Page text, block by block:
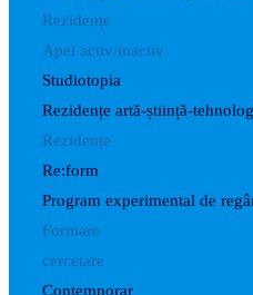
Rezidențe
Apel activ/inactiv
Studiotopia
Rezidențe artă-știință-
Rezidențe
Re:form
Program experimental de
Formare
cercetare
Contemporar